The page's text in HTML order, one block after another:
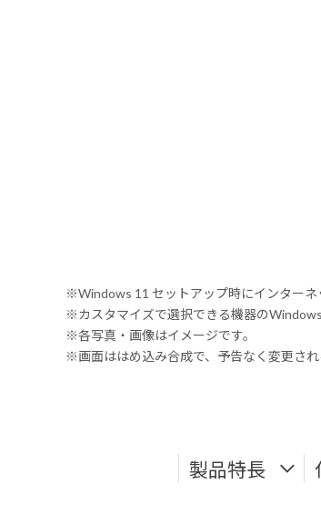
※Windows 11 セットアップ時にインターネ
※カスタマイズで選択できる機器の
※各写真・画像はイメージです。
※画面ははめ込み合成で、予告なく変更され
製品特長